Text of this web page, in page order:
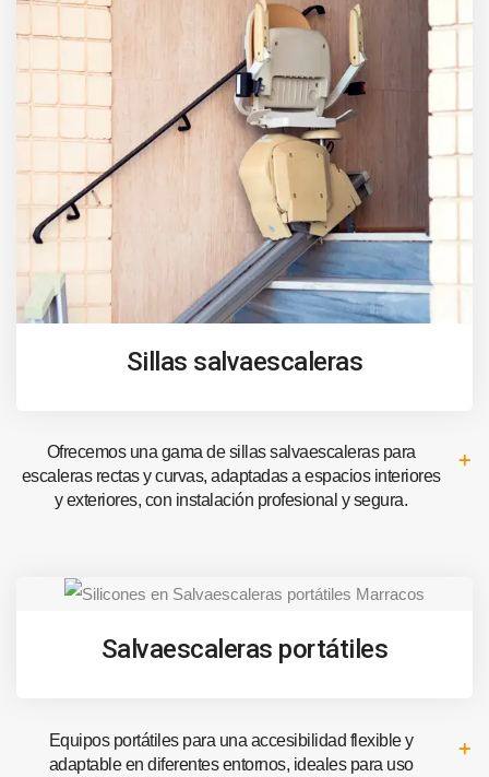
Sillas salvaescaleras
Ofrecemos una gama de sillas salvaescaleras para
escaleras rectas y curvas, adaptadas a espacios interiores
y exteriores, con instalación profesional y segura.
Salvaescaleras portátiles
Equipos portátiles para una accesibilidad flexible y
adaptable en diferentes entornos, ideales para uso